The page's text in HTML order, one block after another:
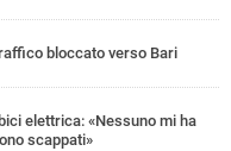
bloccato verso Bari
elettrica: «Nessuno mi ha
scappati»